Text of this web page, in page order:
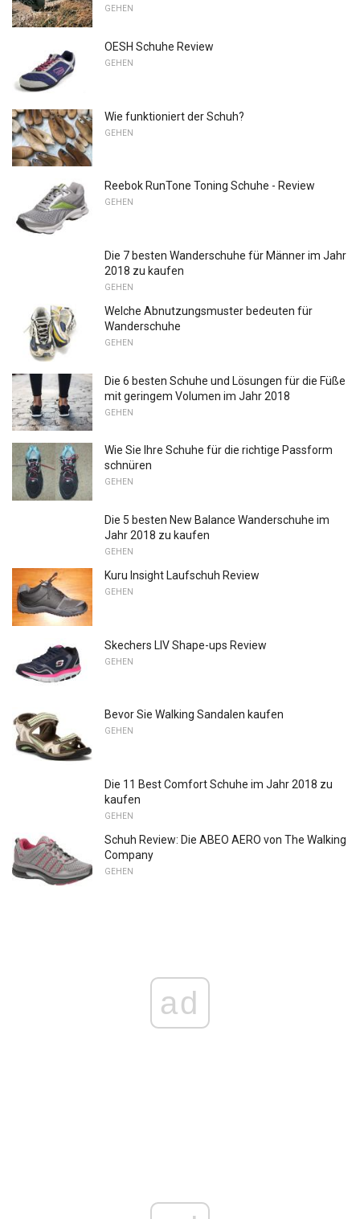
GEHEN
OESH Schuhe Review
GEHEN
Wie funktioniert der Schuh?
GEHEN
Reebok RunTone Toning Schuhe - Review
GEHEN
Die 7 besten Wanderschuhe für Männer im Jahr
2018 zu kaufen
GEHEN
Welche Abnutzungsmuster bedeuten für
Wanderschuhe
GEHEN
Die 6 besten Schuhe und Lösungen für die Füße
mit geringem Volumen im Jahr 2018
GEHEN
Wie Sie Ihre Schuhe für die richtige Passform
schnüren
GEHEN
Die 5 besten New Balance Wanderschuhe im
Jahr 2018 zu kaufen
GEHEN
Kuru Insight Laufschuh Review
GEHEN
Skechers LIV Shape-ups Review
GEHEN
Bevor Sie Walking Sandalen kaufen
GEHEN
Die 11 Best Comfort Schuhe im Jahr 2018 zu
kaufen
GEHEN
Schuh Review: Die ABEO AERO von The Walking
Company
GEHEN
ad